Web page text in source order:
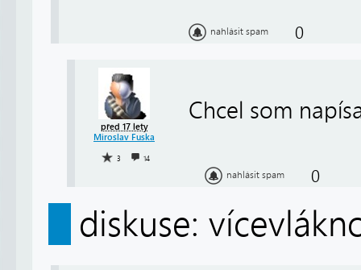
nahlásit spam 0
před 17 lety
Miroslav Fuska
3 14
Chcel som
nahlásit spam 0
diskuse: